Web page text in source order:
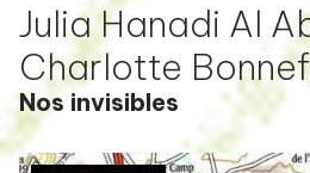
Julia Hanadi Al
Charlotte
Nos invisibles